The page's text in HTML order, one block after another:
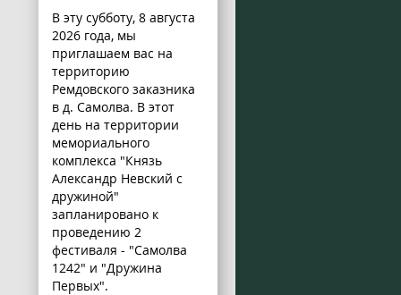
В эту субботу, 8 августа
2026 года, мы
приглашаем вас на
территорию
Ремдовского заказника
в д. Самолва. В этот
день на территории
мемориального
комплекса "Князь
Александр Невский с
дружиной"
запланировано к
проведению 2
фестиваля - "Самолва
1242" и "Дружина
Первых".